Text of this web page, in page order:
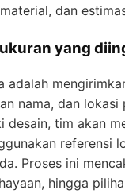
dan
yang
adalah
nama, dan lokasi
desain, tim akan
referensi
Proses ini
hingga